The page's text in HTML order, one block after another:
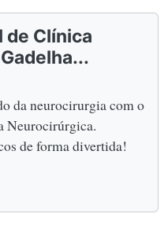
de Clínica
da neurocirurgia com o
Neurocirúrgica.
de forma divertida!